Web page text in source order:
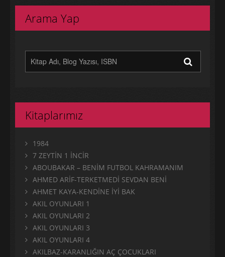
Arama Yap
Kitaplarımız
1984
7 ZEYTİN 1 İNCİR
ABOUBAKAR – BENİM FUTBOL KAHRAMANIM
AHMED ARİF-TERKETMEDİ SEVDAN BENİ
AHMET KAYA-KENDİNE İYİ BAK
AKIL OYUNLARI 1
AKIL OYUNLARI 2
AKIL OYUNLARI 3
AKIL OYUNLARI 4
AKILBAZ-KARANLIĞIN AÇ ÇOCUKLARI